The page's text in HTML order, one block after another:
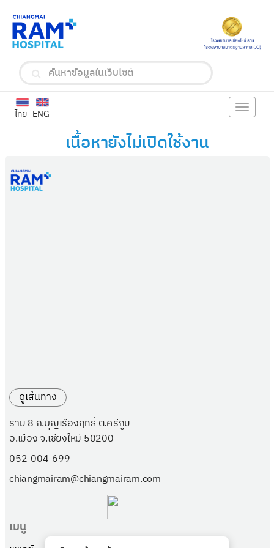
ENG
ไทย Toggle
เนื้อหายังไม่เปิดใช้งาน
เมนู
ดูเส้นทาง
ราม 8 ถ.บุญเรืองฤทธิ์ ต.ศรีภูมิ
อ.เมือง จ.เชียงใหม่ 50200
052-004-699
chiangmairam@chiangmairam.com